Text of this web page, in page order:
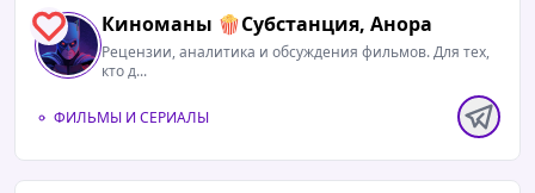
1 Киноманы 🍿Субстанция, Анора
Рецензии, аналитика и обсуждения фильмов. Для тех,
кто д...
ФИЛЬМЫ И СЕРИАЛЫ